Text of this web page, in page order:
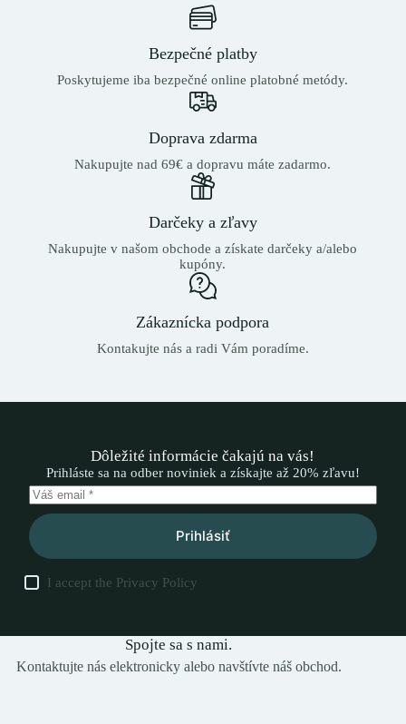
Bezpečné platby
Poskytujeme iba bezpečné online platobné metódy.
Doprava zdarma
Nakupujte nad 69€ a dopravu máte zadarmo.
Darčeky a zľavy
Nakupujte v našom obchode a získate darčeky a/alebo
kupóny.
Zákaznícka podpora
Kontakujte nás a radi Vám poradíme.
Dôležité informácie čakajú na vás!
Prihláste sa na odber noviniek a získajte až 20% zľavu!
Prihlásiť
I accept the Privacy Policy
Spojte sa s nami.
Kontaktujte nás elektronicky alebo navštívte náš obchod.